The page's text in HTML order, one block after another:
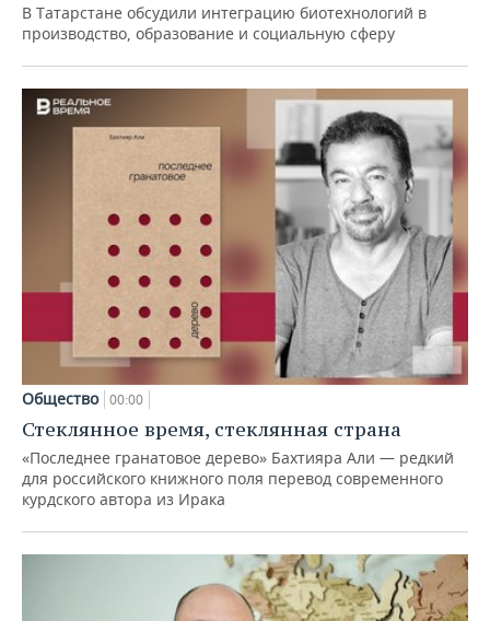
В Татарстане обсудили интеграцию биотехнологий в
производство, образование и социальную сферу
Общество 00:00
Стеклянное время, стеклянная страна
«Последнее гранатовое дерево» Бахтияра Али — редкий
для российского книжного поля перевод современного
курдского автора из Ирака